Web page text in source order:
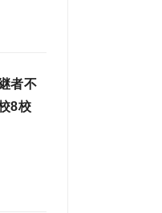
者不
8校